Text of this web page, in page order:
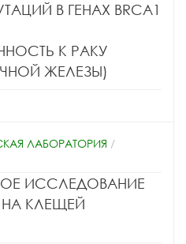
В ГЕНАХ BRCA1
К РАКУ
ЖЕЛЕЗЫ)
ЛАБОРАТОРИЯ /
ИССЛЕДОВАНИЕ
КЛЕЩЕЙ